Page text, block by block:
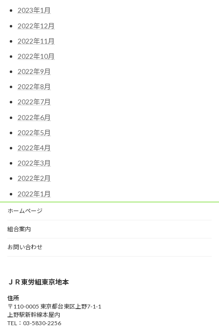
2023年1月
2022年12月
2022年11月
2022年10月
2022年9月
2022年8月
2022年7月
2022年6月
2022年5月
2022年4月
2022年3月
2022年2月
2022年1月
ホームページ
組合案内
お問い合わせ
ＪＲ東労組東京地本
住所
〒110-0005 東京都台東区上野7-1-1
上野駅新幹線本屋内
TEL：03-5830-2256